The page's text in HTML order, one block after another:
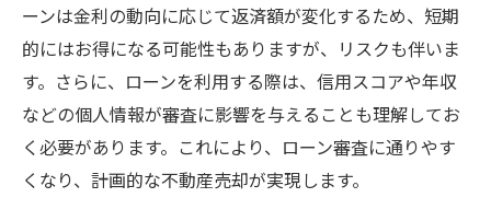
ーンは金利の動向に応じて返済額が変化するため、短期
的にはお得になる可能性もありますが、リスクも伴いま
す。さらに、ローンを利用する際は、信用スコアや年収
などの個人情報が審査に影響を与えることも理解してお
く必要があります。これにより、ローン審査に通りやす
くなり、計画的な不動産売却が実現します。